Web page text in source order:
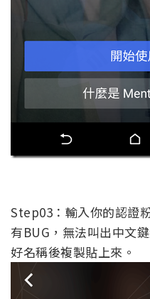
Step03：輸入你的認證
有BUG，無法叫出中文
好名稱後複製貼上來。